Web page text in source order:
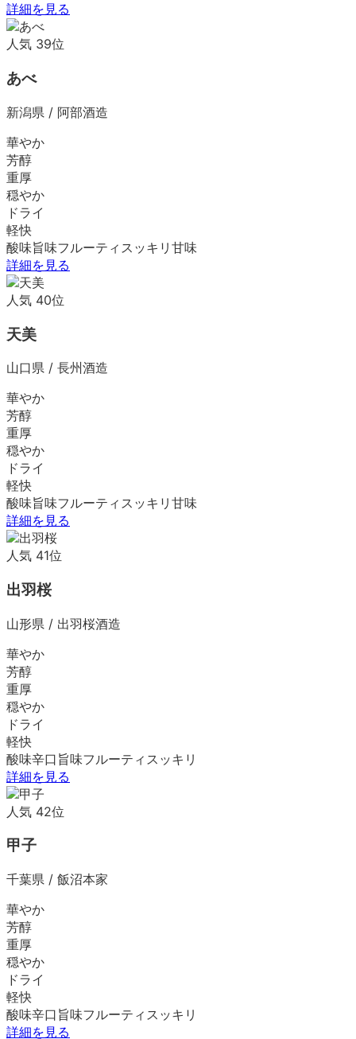
詳細を見る
人気 39位
あべ
新潟県 / 阿部酒造
華やか
芳醇
重厚
穏やか
ドライ
軽快
酸味旨味フルーティ スッキリ 甘味
詳細を見る
人気 40位
天美
山口県 / 長州酒造
華やか
芳醇
重厚
穏やか
ドライ
軽快
酸味旨味フルーティ スッキリ 甘味
詳細を見る
人気 41位
出羽桜
山形県 / 出羽桜酒造
華やか
芳醇
重厚
穏やか
ドライ
軽快
酸味辛口 旨味フルーティ スッキリ
詳細を見る
人気 42位
甲子
千葉県 / 飯沼本家
華やか
芳醇
重厚
穏やか
ドライ
軽快
酸味辛口 旨味フルーティ スッキリ
詳細を見る